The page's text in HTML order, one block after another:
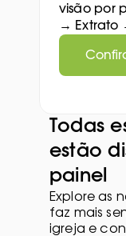
visão por
→ Extrato
Todas
estão
painel
Explore as
faz mais
igreja e